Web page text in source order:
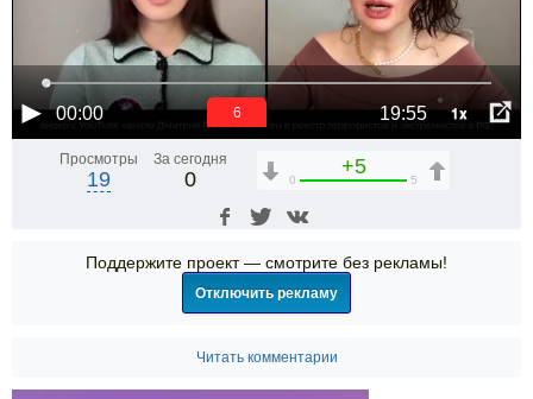
00:00 19:55 1x
5
Просмотры
19
За сегодня
0
+5
0 5
Поддержите проект — смотрите без рекламы!
Отключить рекламу
Читать комментарии